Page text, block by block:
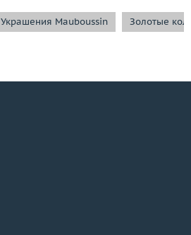
Украшения Mauboussin Золотые